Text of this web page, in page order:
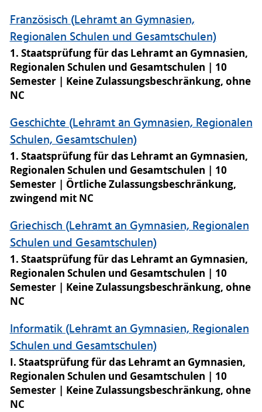
Französisch (Lehramt an Gymnasien,
Regionalen Schulen und Gesamtschulen)
1. Staatsprüfung für das Lehramt an Gymnasien,
Regionalen Schulen und Gesamtschulen
10
Semester
Keine Zulassungsbeschränkung, ohne
NC
Geschichte (Lehramt an Gymnasien, Regionalen
Schulen, Gesamtschulen)
1. Staatsprüfung für das Lehramt an Gymnasien,
Regionalen Schulen und Gesamtschulen
10
Semester
Örtliche Zulassungsbeschränkung,
zwingend mit NC
Griechisch (Lehramt an Gymnasien, Regionalen
Schulen und Gesamtschulen)
1. Staatsprüfung für das Lehramt an Gymnasien,
Regionalen Schulen und Gesamtschulen
10
Semester
Keine Zulassungsbeschränkung, ohne
NC
Informatik (Lehramt an Gymnasien, Regionalen
Schulen und Gesamtschulen)
I. Staatsprüfung für das Lehramt an Gymnasien,
Regionalen Schulen und Gesamtschulen
10
Semester
Keine Zulassungsbeschränkung, ohne
NC